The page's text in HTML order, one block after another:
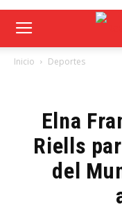
Inicio Deportes
Elna
Riells
del